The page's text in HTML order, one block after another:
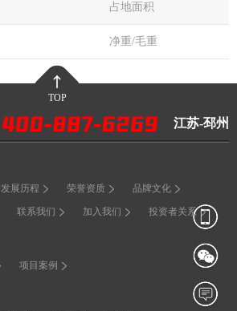
占地面积
净重/毛重
TOP
江苏-邳州
发展历程 荣誉资质 品牌文化
联系我们 加入我们 投资者关系
项目案例